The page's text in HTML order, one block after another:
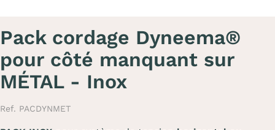
Pack cordage Dyneema®
pour côté manquant sur
MÉTAL - Inox
Ref. PACDYNMET